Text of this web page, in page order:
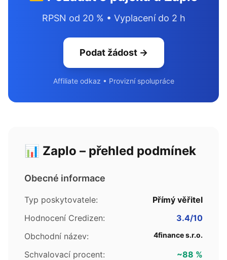
RPSN od 20 % • Vyplacení do 2 h
Podat žádost →
Affiliate odkaz • Provizní spolupráce
📊 Zaplo – přehled podmínek
Obecné informace
Typ poskytovatele:
Přímý věřitel
Hodnocení Credizen:
3.4/10
Obchodní název:
4finance s.r.o.
Schvalovací procent:
~88 %